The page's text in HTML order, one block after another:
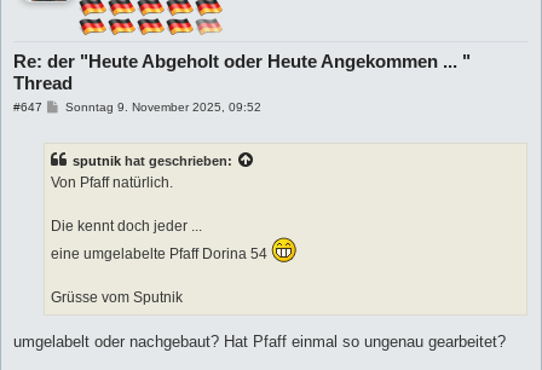
Re: der "Heute Abgeholt oder Heute Angekommen ... "
Thread
#647
B
r
a
Sonntag 9. November 2025, 09:52
sputnik hat geschrieben:
Von Pfaff natürlich.
Die kennt doch jeder ...
eine umgelabelte Pfaff Dorina 54
Grüsse vom Sputnik
umgelabelt oder nachgebaut? Hat Pfaff einmal so ungenau gearbeitet?